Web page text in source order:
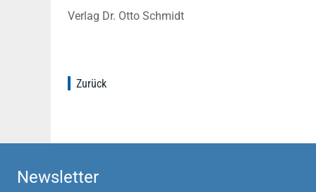
Verlag Dr. Otto Schmidt
Zurück
Newsletter